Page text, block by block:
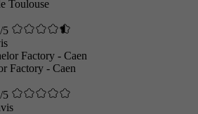
Toulouse
5
Factory - Caen
5